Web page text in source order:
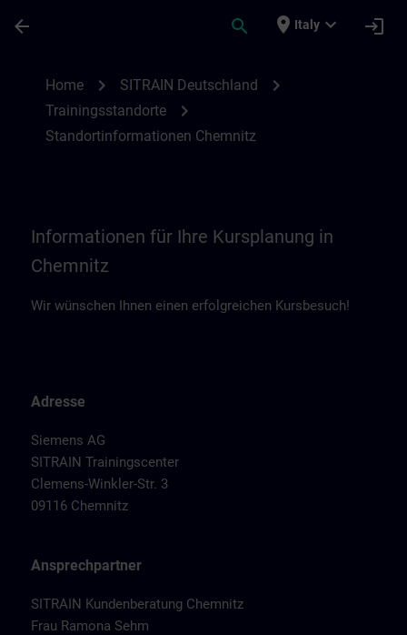
arrow_back search place Italy expand_more login
Home chevron_right SITRAIN Deutschland chevron_right
Trainingsstandorte chevron_right
Standortinformationen Chemnitz
Informationen für Ihre Kursplanung in
Chemnitz
Wir wünschen Ihnen einen erfolgreichen Kursbesuch!
Adresse
Siemens AG
SITRAIN Trainingscenter
Clemens-Winkler-Str. 3
09116 Chemnitz
Ansprechpartner
SITRAIN Kundenberatung Chemnitz
Frau Ramona Sehm